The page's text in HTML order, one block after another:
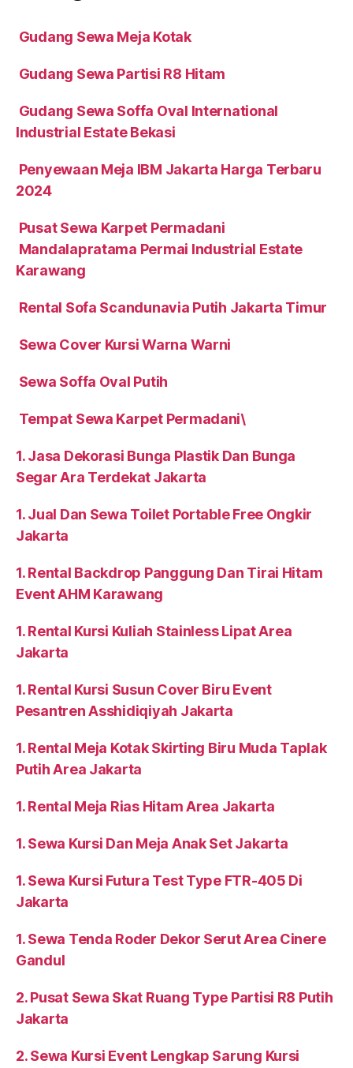
Gudang Sewa Meja Kotak
Gudang Sewa Partisi R8 Hitam
Gudang Sewa Soffa Oval International
Industrial Estate Bekasi
Penyewaan Meja IBM Jakarta Harga Terbaru
2024
Pusat Sewa Karpet Permadani
Mandalapratama Permai Industrial Estate
Karawang
Rental Sofa Scandunavia Putih Jakarta Timur
Sewa Cover Kursi Warna Warni
Sewa Soffa Oval Putih
Tempat Sewa Karpet Permadani\
1. Jasa Dekorasi Bunga Plastik Dan Bunga
Segar Ara Terdekat Jakarta
1. Jual Dan Sewa Toilet Portable Free Ongkir
Jakarta
1. Rental Backdrop Panggung Dan Tirai Hitam
Event AHM Karawang
1. Rental Kursi Kuliah Stainless Lipat Area
Jakarta
1. Rental Kursi Susun Cover Biru Event
Pesantren Asshidiqiyah Jakarta
1. Rental Meja Kotak Skirting Biru Muda Taplak
Putih Area Jakarta
1. Rental Meja Rias Hitam Area Jakarta
1. Sewa Kursi Dan Meja Anak Set Jakarta
1. Sewa Kursi Futura Test Type FTR-405 Di
Jakarta
1. Sewa Tenda Roder Dekor Serut Area Cinere
Gandul
2. Pusat Sewa Skat Ruang Type Partisi R8 Putih
Jakarta
2. Sewa Kursi Event Lengkap Sarung Kursi